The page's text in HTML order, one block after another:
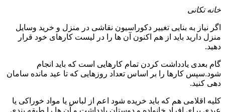
خانه تکانی
اگر نیاز به بنایی تغییر دکوراسیون نقاشی در منزل و خرید وسایل
منزل دارید باید از هم اکنون آن ها را در لیست کارهای خود قرار
دهید.
گام بعدی یادداشت کردن تمام کارهایی است که باید انجام
شود.سپس کارها را بر اساس تعداد روزهایی که تا عید مانده سامان
دهی کنید.
کلیه اقلامی هم که باید خریده شود اعم از لباس یا مواد خوراکی یا
عیدی برای افراد خانواده و دوستان یادداشت و آن ها را طبقه بندی